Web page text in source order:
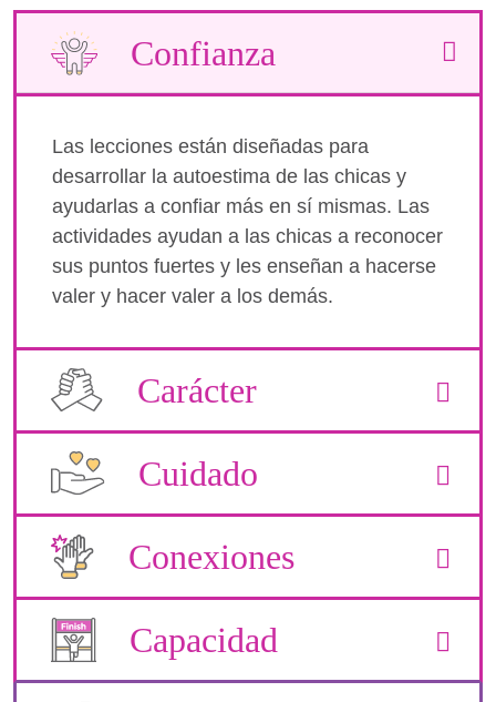
Confianza
Las lecciones están diseñadas para
desarrollar la autoestima de las chicas y
ayudarlas a confiar más en sí mismas. Las
actividades ayudan a las chicas a reconocer
sus puntos fuertes y les enseñan a hacerse
valer y hacer valer a los demás.
Carácter
Cuidado
Conexiones
Capacidad